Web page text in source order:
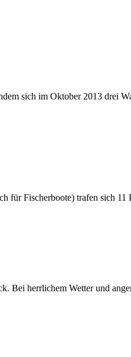
sich im Oktober 2013 drei
für Fischerboote) trafen sich 11
herrlichem Wetter und